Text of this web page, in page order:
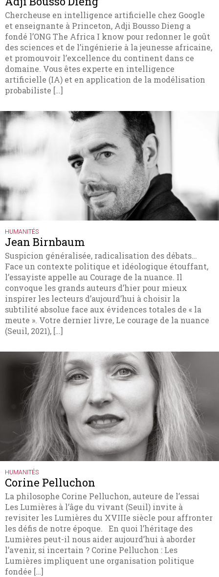
Chercheuse en intelligence artificielle chez Google
et enseignante à Princeton, Adji Bousso Dieng a
fondé l’ONG The Africa I know pour redonner le goût
des sciences et de l’ingénierie à la jeunesse africaine,
et promouvoir l’excellence du continent dans ce
domaine. Vous êtes experte en intelligence
artificielle (IA) et en application de la modélisation
probabiliste […]
HUMANITÉS
Jean Birnbaum
Suspicion généralisée, radicalisation des débats…
Face un contexte politique et idéologique étouffant,
l’essayiste appelle au Courage de la nuance. Il
convoque les grands auteurs d’hier pour mieux
inspirer les lecteurs d’aujourd’hui à choisir la
subtilité absolue face aux évidences totales de « la
meute ». Votre dernier livre, Le courage de la nuance
(Seuil, 2021), […]
HUMANITÉS
Corine Pelluchon
La philosophe Corine Pelluchon, auteure de l’essai
Les Lumières à l’âge du vivant (Seuil) invite à
revisiter les Lumières du XVIIIe siècle pour affronter
les défis de notre époque. En quoi l’héritage des
Lumières peut-il nous aider aujourd’hui à aborder
l’avenir, si incertain ? Corine Pelluchon : Les
Lumières impliquent une organisation politique
fondée […]